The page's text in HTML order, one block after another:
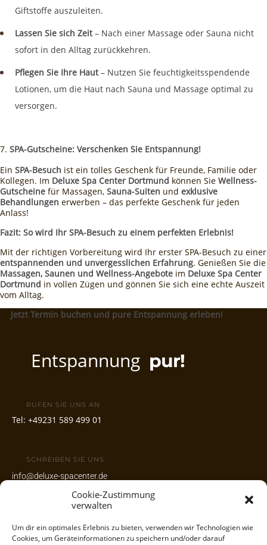
Cookie-Zustimmung
verwalten
Um dir ein optimales Erlebnis zu bieten, verwenden wir Technologien wie
Cookies, um Geräteinformationen zu speichern und/oder darauf
Giftstoffe auszuleiten.
Lassen Sie sich Zeit– Nach einer Massage oder Sauna nicht
sofort in den Alltag zurückkehren.
Pflegen Sie Ihre Haut– Nutzen Sie feuchtigkeitsspendende
Lotionen, um die Haut nach Sauna und Massage optimal zu
versorgen.
SPA-Gutscheine: Verschenken Sie Entspannung!
Ein SPA-Besuch ist ein tolles Geschenk für Freunde, Familie oder
Kollegen. Im Deluxe Spa Center Dortmund können Sie Wellness-
Gutscheine für Massagen, Sauna-Suiten und exklusive
Behandlungen erwerben – das perfekte Geschenk für jeden
Anlass!
Fazit: So wird Ihr SPA-Besuch zu einem perfekten Erlebnis!
Mit der richtigen Vorbereitung wird Ihr erster SPA-Besuch zu einer
entspannenden und unvergesslichen Erfahrung. Genießen Sie die
Massagen, Saunen und Wellness-Angebote im Deluxe Spa Center
Dortmund in vollen Zügen und gönnen Sie sich eine echte Auszeit
vom Alltag.
Jetzt Termin buchen und pure Entspannung erleben!
Entspannung pur!
RUFEN SIE UNS AN
Tel: +49231 589 499 01
SCHREIBEN SIE UNS
info@deluxe-spacenter.de
www.deluxe-spacenter.de
UNSERE ADRESSE